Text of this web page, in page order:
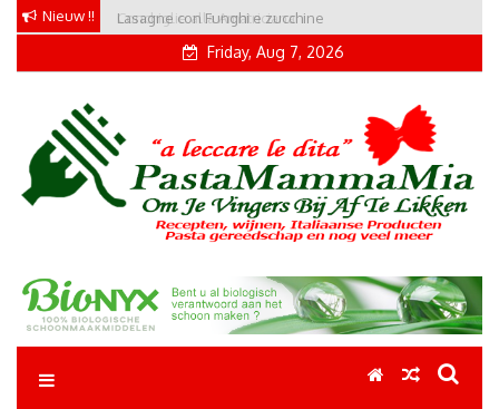
Skip
content
Nieuw !! Conchiglie alla Amatriciana
Friday, Aug 7, 2026
Pastamammamia
Pastarecepten om je vingers bij af te likken